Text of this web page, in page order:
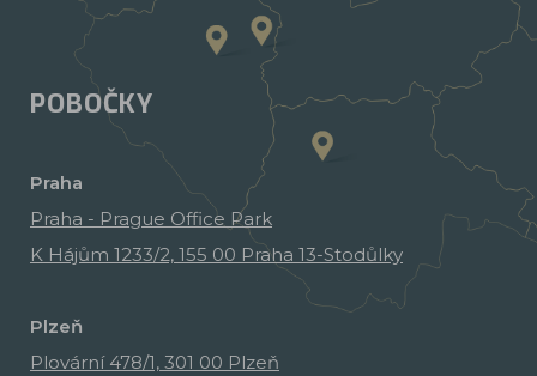
POBOČKY
Praha
Praha - Prague Office Park
K Hájům 1233/2, 155 00 Praha 13-Stodůlky
Plzeň
Plovární 478/1, 301 00 Plzeň